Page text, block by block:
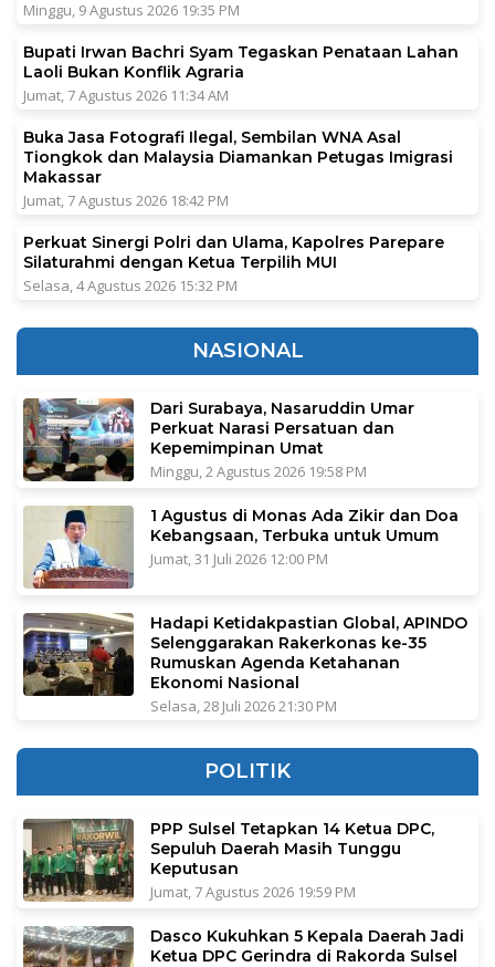
Minggu, 9 Agustus 2026 19:35 PM
Bupati Irwan Bachri Syam Tegaskan Penataan Lahan
Laoli Bukan Konflik Agraria
Jumat, 7 Agustus 2026 11:34 AM
Buka Jasa Fotografi Ilegal, Sembilan WNA Asal
Tiongkok dan Malaysia Diamankan Petugas Imigrasi
Makassar
Jumat, 7 Agustus 2026 18:42 PM
Perkuat Sinergi Polri dan Ulama, Kapolres Parepare
Silaturahmi dengan Ketua Terpilih MUI
Selasa, 4 Agustus 2026 15:32 PM
NASIONAL
Dari Surabaya, Nasaruddin Umar
Perkuat Narasi Persatuan dan
Kepemimpinan Umat
Minggu, 2 Agustus 2026 19:58 PM
1 Agustus di Monas Ada Zikir dan Doa
Kebangsaan, Terbuka untuk Umum
Jumat, 31 Juli 2026 12:00 PM
Hadapi Ketidakpastian Global, APINDO
Selenggarakan Rakerkonas ke-35
Rumuskan Agenda Ketahanan
Ekonomi Nasional
Selasa, 28 Juli 2026 21:30 PM
POLITIK
PPP Sulsel Tetapkan 14 Ketua DPC,
Sepuluh Daerah Masih Tunggu
Keputusan
Jumat, 7 Agustus 2026 19:59 PM
Dasco Kukuhkan 5 Kepala Daerah Jadi
Ketua DPC Gerindra di Rakorda Sulsel